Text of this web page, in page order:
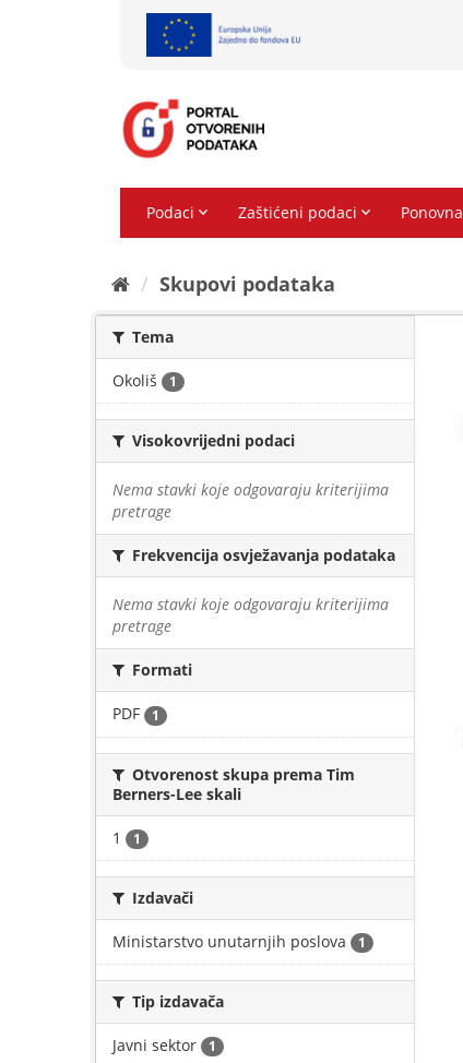
Skupovi podаtаkа
Tema
Okoliš 1
Visokovrijedni podaci
Nema stavki koje odgovaraju kriterijima
pretrage
Frekvencija osvježavanja podataka
Nema stavki koje odgovaraju kriterijima
pretrage
Formati
PDF 1
Otvorenost skupa prema Tim
Berners-Lee skali
1 1
Izdavači
Ministarstvo unutarnjih poslova 1
Tip izdavača
Javni sektor 1